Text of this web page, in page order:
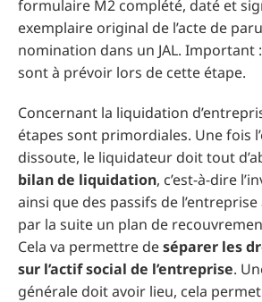
formulaire M2 complété, daté et
exemplaire original de l’acte de
nomination dans un JAL. Important
sont à prévoir lors de cette étape.
Concernant la liquidation
étapes sont primordiales. Une fois
dissoute, le liquidateur doit tout
bilan de liquidation, c’est-à-dire
ainsi que des passifs de
par la suite un plan de
Cela va permettre deséparer les
sur l’actif social de l’entreprise.
générale doit avoir lieu, cela